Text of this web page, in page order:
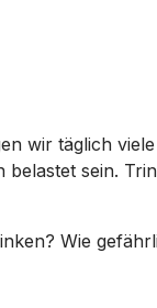
wir täglich
sein.
Wie